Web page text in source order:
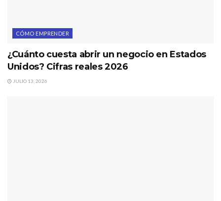
CÓMO EMPRENDER
¿Cuánto cuesta abrir un negocio en Estados
Unidos? Cifras reales 2026
JULIO 13, 2026